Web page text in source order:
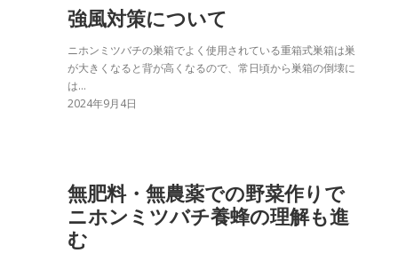
強風対策について
ニホンミツバチの巣箱でよく使用されている重箱式巣箱は巣
が大きくなると背が高くなるので、常日頃から巣箱の倒壊に
は…
2024年9月4日
無肥料・無農薬での野菜作りで
ニホンミツバチ養蜂の理解も進
む